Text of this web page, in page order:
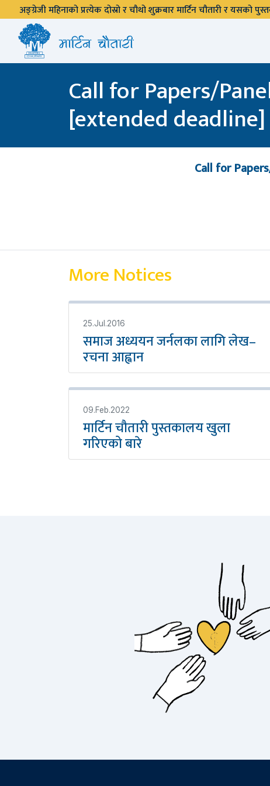
अङ्ग्रेजी महिनाको प्रत्येक दोस्रो र चौथो शुक्रबार मार्टिन चौतारी र यसको
Call for Papers/
[extended deadline]
Call for
More Notices
25.Jul.2016
समाज अध्ययन जर्नलका लागि लेख–
रचना आह्वान
09.Feb.2022
मार्टिन चौतारी पुस्तकालय खुला
गरिएको बारे